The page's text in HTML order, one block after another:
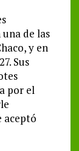
de las
y en
Sus
por el
aceptó